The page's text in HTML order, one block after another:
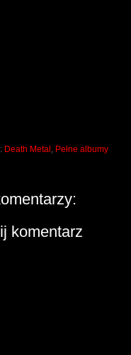
Death Metal Pełne albumy
komentarz